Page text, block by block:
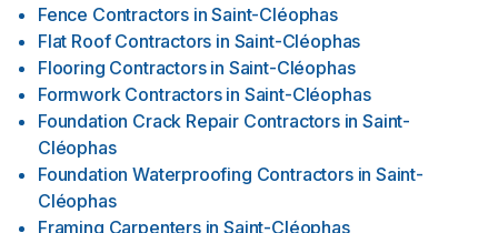
Fence Contractors in Saint-Cléophas
Flat Roof Contractors in Saint-Cléophas
Flooring Contractors in Saint-Cléophas
Formwork Contractors in Saint-Cléophas
Foundation Crack Repair Contractors in Saint-
Cléophas
Foundation Waterproofing Contractors in Saint-
Cléophas
Framing Carpenters in Saint-Cléophas